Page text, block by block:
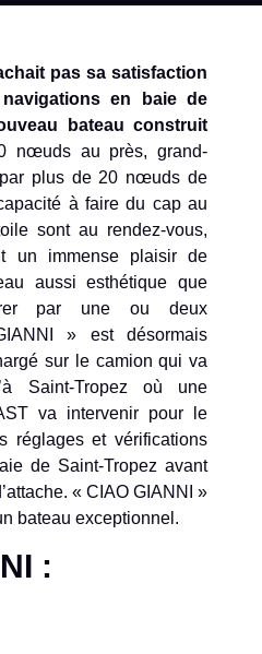
pas sa satisfaction
en baie de
bateau construit
nœuds au près, grand-
plus de 20 nœuds de
à faire du cap au
sont au rendez-vous,
un immense plaisir de
aussi esthétique que
par une ou deux
» est désormais
sur le camion qui va
Saint-Tropez où une
va intervenir pour le
réglages et vérifications
de Saint-Tropez avant
« CIAO GIANNI »
bateau exceptionnel.
: